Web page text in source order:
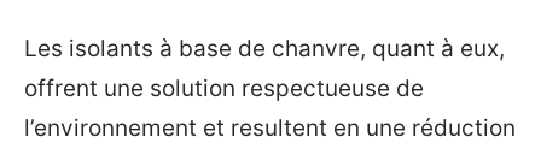
Les isolants à base de chanvre, quant à eux,
offrent une solution respectueuse de
l’environnement et resultent en une réduction